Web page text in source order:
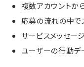
複数アカウントか
応募の流れの中で
サービスメッセー
ユーザーの行動デ